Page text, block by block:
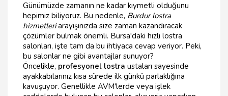
Günümüzde zamanın ne kadar kıymetli olduğunu
hepimiz biliyoruz. Bu nedenle, Burdur lostra
hizmetleriarayışınızda size zaman kazandıracak
çözümler bulmak önemli. Bursa'daki hızlı lostra
salonları, işte tam da bu ihtiyaca cevap veriyor. Peki,
bu salonlar ne gibi avantajlar sunuyor?
Öncelikle, profesyonel lostra ustaları sayesinde
ayakkabılarınız kısa sürede ilk günkü parlaklığına
kavuşuyor. Genellikle AVM'lerde veya işlek